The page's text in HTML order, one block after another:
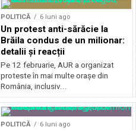
POLITICĂ 6 luni ago
Un protest anti-sărăcie la
Brăila condus de un milionar:
detalii și reacții
Pe 12 februarie, AUR a organizat
proteste în mai multe orașe din
România, inclusiv...
POLITICĂ 6 luni ago